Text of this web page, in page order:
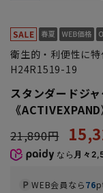
衛生的・利便性に
H24R1519-19
スタンダードジ
《
21,890円
なら 月々
WEB会員なら76